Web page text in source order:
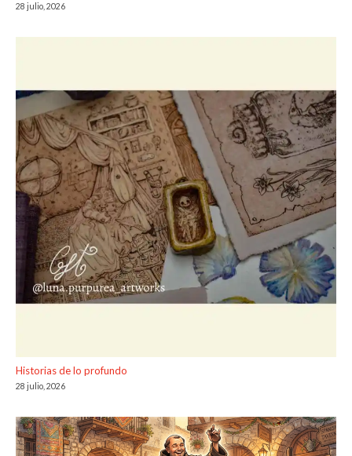
28 julio, 2026
Historias de lo profundo
28 julio, 2026